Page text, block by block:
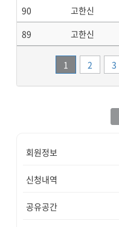
90
고한신
89
고한신
1 2 3
회원정보
신청내역
공유공간